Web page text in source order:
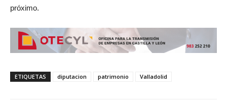
próximo.
ETIQUETAS diputacion patrimonio Valladolid